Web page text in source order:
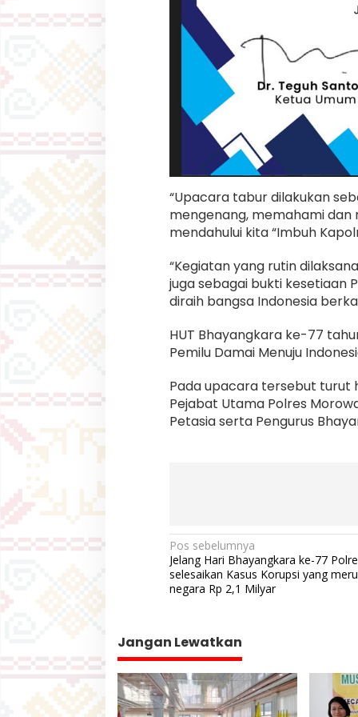
“Upacara tabur dilakukan
mengenang, memahami
mendahului kita “Imbuh
“Kegiatan yang rutin
juga sebagai bukti kesetiaan
diraih bangsa Indonesia
HUT Bhayangkara ke-77
Pemilu Damai Menuju
Pada upacara tersebut turut
Pejabat Utama Polres
Petasia serta Pengurus
N
a
v
g
a
s
i
Pos sebelumnya
Jelang Hari Bhayangkara ke-77
selesaikan Kasus Korupsi yang
negara Rp 2,1 Milyar
Jangan Lewatkan